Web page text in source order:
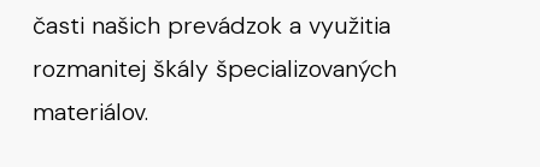
časti našich prevádzok a využitia
rozmanitej škály špecializovaných
materiálov.